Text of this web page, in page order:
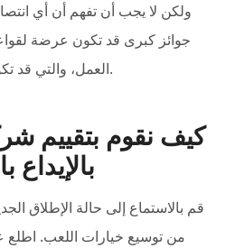
جوائز كبرى قد تكون عرضة
العمل، والتي قد تكون مقيدة بقيود الانفصال.
كيف نقوم بتقييم
بالإيداع
قم بالاستماع إلى حالة الإطلاق
من توسيع خيارات اللعب. اطلع